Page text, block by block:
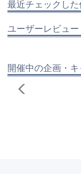
最近チェックし
ユーザーレビュー
開催中の企画・